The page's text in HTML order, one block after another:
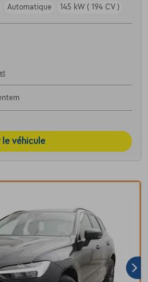
Automatique 145 kW ( 194 CV )
le véhicule